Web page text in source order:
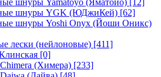
шнуры Yamatoyo (Яматойо) [12]
шнуры YGK (ЮДжиКей) [62]
шнуры Yoshi Onyx (Йоши Оникс)
лески (нейлоновые) [411]
[0]
(Химера) [233]